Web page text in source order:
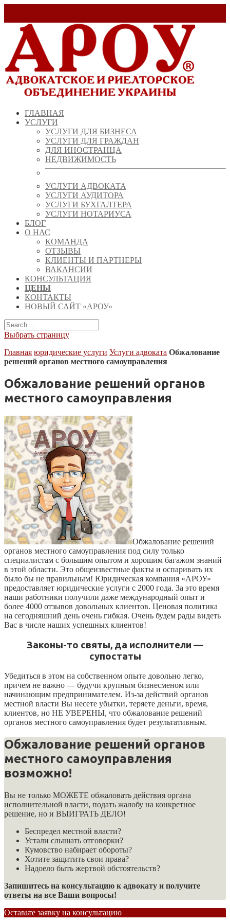
ГЛАВНАЯ
УСЛУГИ
УСЛУГИ ДЛЯ БИЗНЕСА
УСЛУГИ ДЛЯ ГРАЖДАН
ДЛЯ ИНОСТРАНЦА
НЕДВИЖИМОСТЬ
УСЛУГИ АДВОКАТА
УСЛУГИ АУДИТОРА
УСЛУГИ БУХГАЛТЕРА
УСЛУГИ НОТАРИУСА
БЛОГ
О НАС
КОМАНДА
ОТЗЫВЫ
КЛИЕНТЫ И ПАРТНЕРЫ
ВАКАНСИИ
КОНСУЛЬТАЦИЯ
ЦЕНЫ
КОНТАКТЫ
НОВЫЙ САЙТ «АРОУ»
Выбрать страницу
Главная юридические услуги Услуги адвоката Обжалование
решений органов местного самоуправления
Обжалование решений органов
местного самоуправления
Обжалование решений
органов местного самоуправления под силу только
специалистам с большим опытом и хорошим багажом знаний
в этой области. Это общеизвестные факты и оспаривать их
было бы не правильным! Юридическая компания «АРОУ»
предоставляет юридические услуги с 2000 года. За это время
наши работники получили даже международный опыт и
более 4000 отзывов довольных клиентов. Ценовая политика
на сегодняшний день очень гибкая. Очень будем рады видеть
Вас в числе наших успешных клиентов!
Законы-то святы, да исполнители —
супостаты
Убедиться в этом на собственном опыте довольно легко,
причем не важно — будучи крупным бизнесменом или
начинающим предпринимателем. Из-за действий органов
местной власти Вы несете убытки, теряете деньги, время,
клиентов, но НЕ УВЕРЕНЫ, что обжалование решений
органов местного самоуправления будет результативным.
Обжалование решений органов
местного самоуправления
возможно!
Вы не только МОЖЕТЕ обжаловать действия органа
исполнительной власти, подать жалобу на конкретное
решение, но и ВЫИГРАТЬ ДЕЛО!
Беспредел местной власти?
Устали слышать отговорки?
Кумовство набирает обороты?
Хотите защитить свои права?
Надоело быть жертвой обстоятельств?
Запишитесь на консультацию к адвокату и получите
ответы на все Ваши вопросы!
Оставьте заявку на консультацию